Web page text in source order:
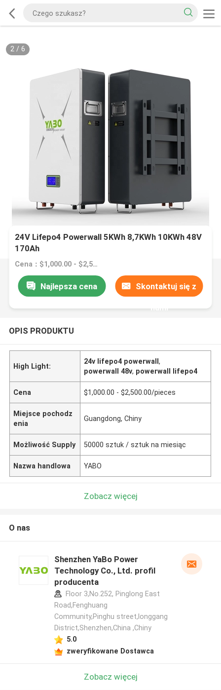
2/ 6
24V Lifepo4 Powerwall 5KWh 8,7KWh 10KWh 48V
170Ah
Cena：$1,000.00 - $2,500.00/pieces
Najlepsza cena Skontaktuj się z
nami
OPIS PRODUKTU
High Light:
24v lifepo4 powerwall,
powerwall 48v, powerwall lifepo4
Cena $1,000.00 - $2,500.00/pieces
Miejsce pochodz
enia
Guangdong, Chiny
Możliwość Supply 50000 sztuk / sztuk na miesiąc
Nazwa handlowa YABO
Zobacz więcej
O nas
Shenzhen YaBo Power
Technology Co., Ltd. profil
producenta
Floor 3,No.252, Pinglong East
Road,Fenghuang
Community,Pinghu street,longgang
District,Shenzhen,China ,Chiny
5.0
zweryfikowane Dostawca
Zobacz więcej